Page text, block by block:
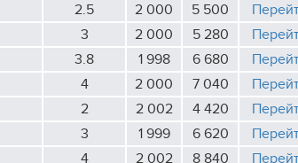
2.5 2 000 5 500
3 2 000 5 280
3.8 1 998 6 680
4 2 000 7 040
2 2 002 4 420
3 1 999 6 620
4 2 002 8 840